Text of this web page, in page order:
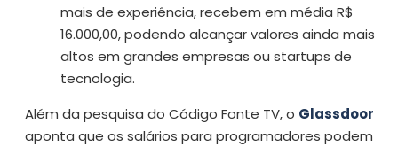
mais de experiência, recebem em média R$
16.000,00, podendo alcançar valores ainda mais
altos em grandes empresas ou startups de
tecnologia.
Além da pesquisa do Código Fonte TV, o Glassdoor
aponta que os salários para programadores podem